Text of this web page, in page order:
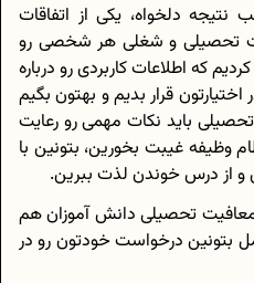
دلخواه، یکی از اتفاقات
تحصیلی و شغلی هر شخصی رو
که اطلاعات کاربردی رو درباره
قرار بدیم و بهتون بگیم
باید نکات مهمی رو رعایت
وظیفه غیبت بخورین، بتونین با
و از درس خوندن لذت ببرین.
تحصیلی دانش آموزان هم
بتونین درخواست خودتون رو در